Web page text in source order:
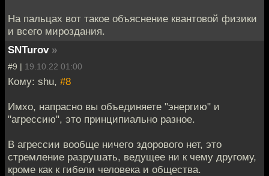
На пальцах вот такое объяснение квантовой физики
и всего мироздания.
SNTurov »
#9 | 19.10.22 01:00
Кому: shu, #8
Имхо, напрасно вы объединяете "энергию" и
"агрессию", это принципиально разное.
В агрессии вообще ничего здорового нет, это
стремление разрушать, ведущее ни к чему другому,
кроме как к гибели человека и общества.